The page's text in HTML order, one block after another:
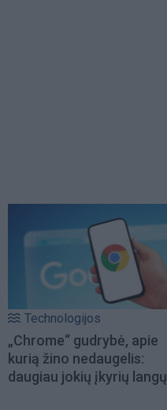
Technologijos
„Chrome“ gudrybė, apie
kurią žino nedaugelis:
daugiau jokių įkyrių langų